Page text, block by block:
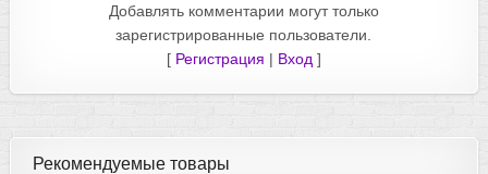
Добавлять комментарии могут только
зарегистрированные пользователи.
[ Регистрация | Вход ]
Рекомендуемые товары